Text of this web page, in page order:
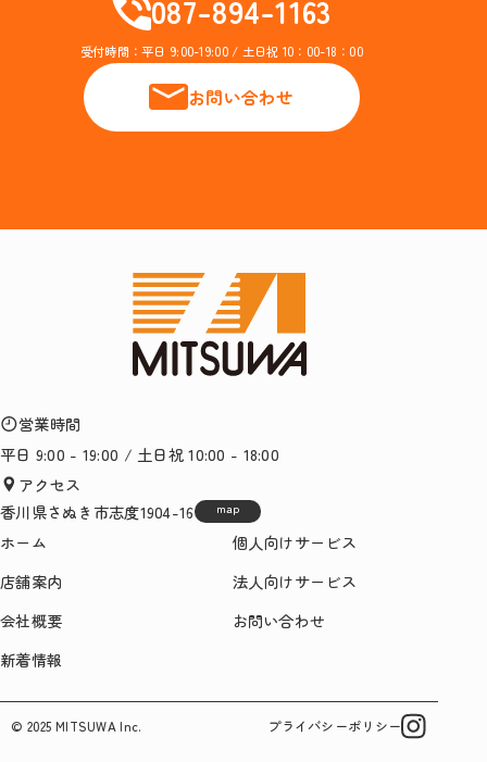
087-894-1163
受付時間：平日 9:00-19:00 / 土日祝 10：00-18：00
お問い合わせ
営業時間
平日 9:00 - 19:00 / 土日祝 10:00 - 18:00
アクセス
香川県さぬき市志度1904-16
map
ホーム
店舗案内
会社概要
新着情報
個人向けサービス
法人向けサービス
お問い合わせ
© 2025 MITSUWA Inc. プライバシーポリシー